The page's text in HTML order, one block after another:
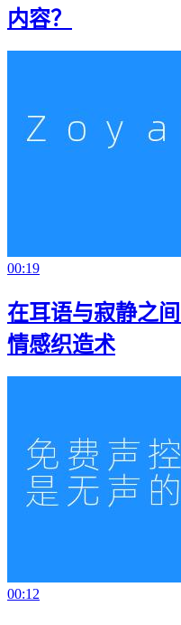
内容？
00:19
在耳语与寂静之
情感织造术
00:12